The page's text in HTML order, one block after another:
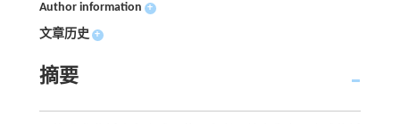
Author information +
文章历史 +
摘要